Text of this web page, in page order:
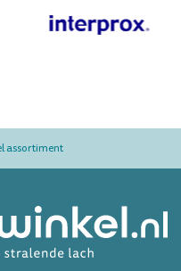
assortiment
besteld, morgen in huis